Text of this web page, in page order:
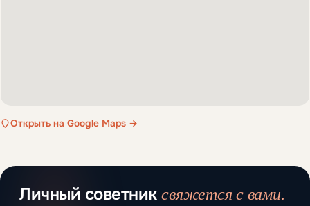
Открыть на Google Maps →
Личный советниксвяжется с вами.